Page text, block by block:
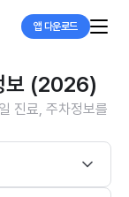
앱 다운로드
보 (2026)
진료, 주차정보를